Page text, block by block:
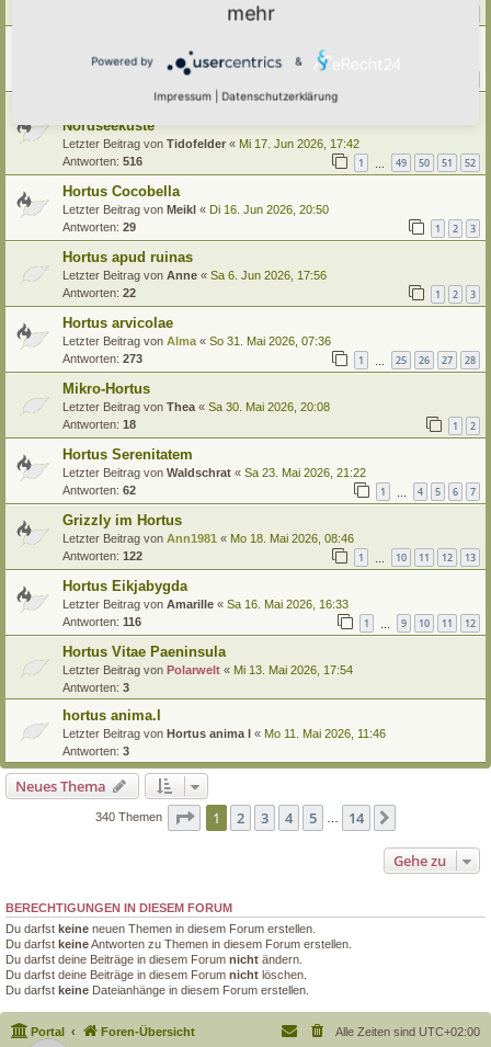
Letzter Beitrag von Simbienchen«Di 23. Jun 2026, 10:32
Hortus Passiflorus - ein Garten an der ostfriesischen
Nordseeküste
Letzter Beitrag von Tidofelder « Mi 17. Jun 2026, 17:42
Antworten: 516 1 49 50 51 52
Hortus Cocobella
Letzter Beitrag von Meikl « Di 16. Jun 2026, 20:50
Antworten: 29 1 2 3
Hortus apud ruinas
Letzter Beitrag von Anne « Sa 6. Jun 2026, 17:56
Antworten: 22 1 2 3
Hortus arvicolae
Letzter Beitrag von Alma « So 31. Mai 2026, 07:36
Antworten: 273 1 25 26 27 28
Mikro-Hortus
Letzter Beitrag von Thea « Sa 30. Mai 2026, 20:08
Antworten: 18 1 2
Hortus Serenitatem
Letzter Beitrag von Waldschrat « Sa 23. Mai 2026, 21:22
Antworten: 62 1 4 5 6 7
Grizzly im Hortus
Letzter Beitrag von Ann1981 « Mo 18. Mai 2026, 08:46
Antworten: 122 1 10 11 12 13
Hortus Eikjabygda
Letzter Beitrag von Amarille « Sa 16. Mai 2026, 16:33
Antworten: 116 1 9 10 11 12
Hortus Vitae Paeninsula
Letzter Beitrag von Polarwelt « Mi 13. Mai 2026, 17:54
Antworten: 3
hortus anima.l
Letzter Beitrag von Hortus anima l « Mo 11. Mai 2026, 11:46
Antworten: 3
Neues Thema
340 Themen Seite 1von 14
1 2 3 4 5 14
Gehe zu
BERECHTIGUNGEN IN DIESEM FORUM
Du darfst keine neuen Themen in diesem Forum erstellen.
Du darfst keineAntworten zu Themen in diesem Forum erstellen.
Du darfst deine Beiträge in diesem Forum nicht ändern.
Du darfst deine Beiträge in diesem Forum nicht löschen.
Du darfst keine Dateianhänge in diesem Forum erstellen.
Portal Foren-Übersicht Alle Zeiten sind UTC+02:00
mehr
Powered by &
Impressum Datenschutzerklärung